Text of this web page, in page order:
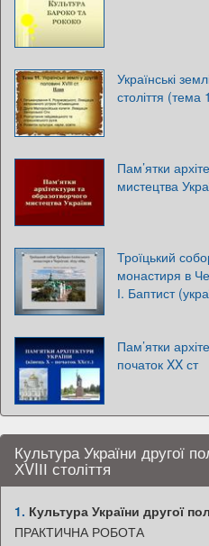
Українські
століття (тема
Пам’ятки
мистецтва
Троїцький
монастиря в
І. Баптист
Пам’ятки
початок XX ст
Культура України другої
ХVIІІ століття
1. Культура України другої
ПРАКТИЧНА РОБОТА